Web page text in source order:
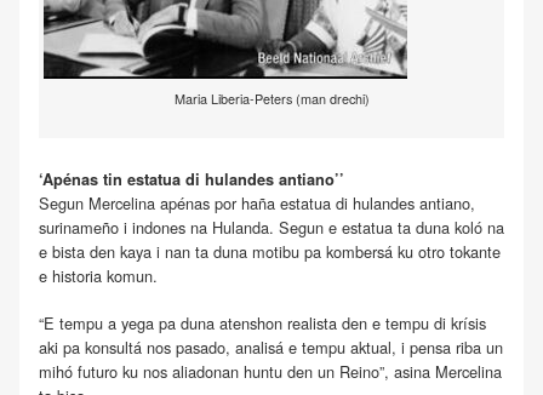
Maria Liberia-Peters (man drechi)
‘Apénas tin estatua di hulandes antiano’’
Segun Mercelina apénas por haña estatua di hulandes antiano,
surinameño i indones na Hulanda. Segun e estatua ta duna koló na
e bista den kaya i nan ta duna motibu pa kombersá ku otro tokante
e historia komun.
“E tempu a yega pa duna atenshon realista den e tempu di krísis
aki pa konsultá nos pasado, analisá e tempu aktual, i pensa riba un
mihó futuro ku nos aliadonan huntu den un Reino”, asina Mercelina